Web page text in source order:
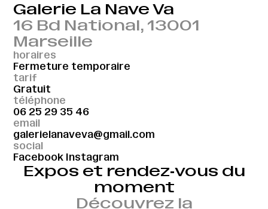
Galerie La Nave Va
16 Bd National, 13001
Marseille
horaires
Fermeture temporaire
tarif
Gratuit
téléphone
06 25 29 35 46
email
galerielanaveva@gmail.com
social
Facebook Instagram
Expos et rendez‑vous du
moment
Découvrez la